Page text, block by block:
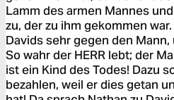
Lamm des armen Mannes
zu, der zu ihm gekommen
Davids sehr gegen den
So wahr der HERR lebt; der
ist ein Kind des Todes! Dazu
bezahlen, weil er dies getan